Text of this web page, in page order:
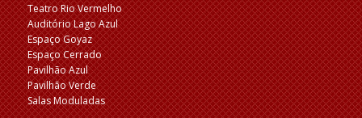
Teatro Rio Vermelho
Auditório Lago Azul
Espaço Goyaz
Espaço Cerrado
Pavilhão Azul
Pavilhão Verde
Salas Moduladas